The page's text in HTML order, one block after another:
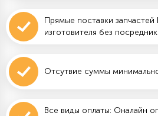
Прямые поставки запчастей
изготовителя без
Отсутвие суммы
Все виды оплаты: Оналайн